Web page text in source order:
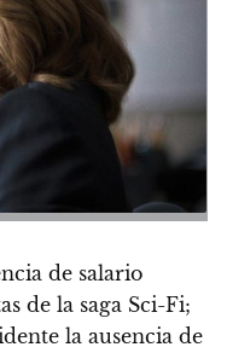
de salario
de la saga Sci-Fi;
la ausencia de